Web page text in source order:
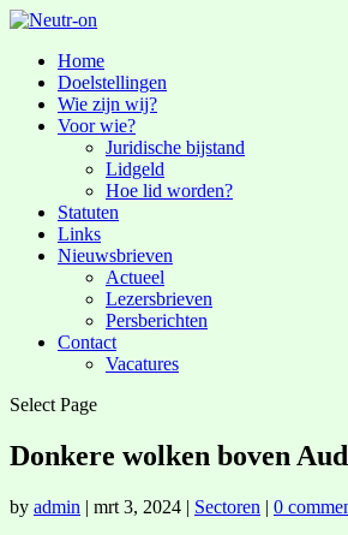
Home
Doelstellingen
Wie zijn wij?
Voor wie?
Juridische bijstand
Lidgeld
Hoe lid worden?
Statuten
Links
Nieuwsbrieven
Actueel
Lezersbrieven
Persberichten
Contact
Vacatures
Select Page
Donkere wolken boven
by admin | mrt 3, 2024 | Sectoren | 0